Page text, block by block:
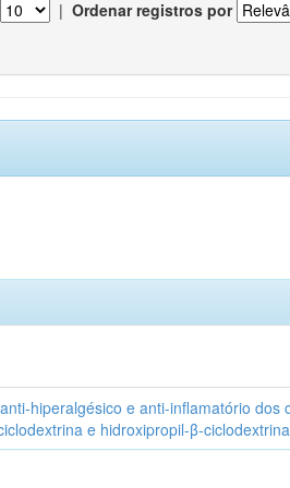
| Ordenar registros por
hiperalgésico e anti-inflamatório dos
e hidroxipropil-β-ciclodextrina